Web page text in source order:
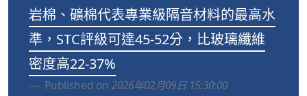
岩棉、礦棉代表專業級隔音材料的最高水
準，STC評級可達45-52分，比玻璃纖維
密度高22-37%
Published on 2026年02月09日 15:30:00